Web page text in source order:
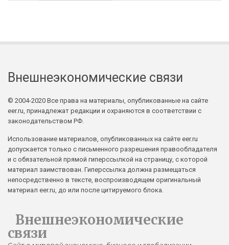
Внешнеэкономические связи
© 2004-2020 Все права на материалы, опубликованные на сайте
eer.ru, принадлежат редакции и охраняются в соответствии с
законодательством РФ.
Использование материалов, опубликованных на сайте eer.ru
допускается только с письменного разрешения правообладателя
и с обязательной прямой гиперссылкой на страницу, с которой
материал заимствован. Гиперссылка должна размещаться
непосредственно в тексте, воспроизводящем оригинальный
материал eer.ru, до или после цитируемого блока.
Внешнеэкономические
связи